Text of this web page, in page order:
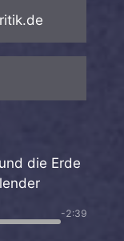
die Erde
-2:39